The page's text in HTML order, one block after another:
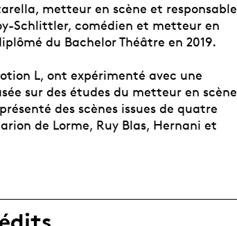
metteur en scène et responsable
Schlittler, comédien et metteur en
du Bachelor Théâtre en 2019.
L, ont expérimenté avec une
sur des études du metteur en scène
des scènes issues de quatre
de Lorme, Ruy Blas, Hernani et